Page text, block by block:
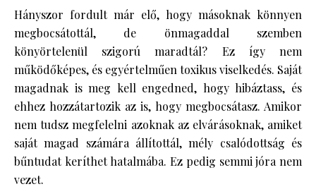
Hányszor fordult már elő, hogy másoknak könnyen
megbocsátottál, de önmagaddal szemben
könyörtelenül szigorú maradtál? Ez így nem
működőképes, és egyértelműen toxikus viselkedés. Saját
magadnak is meg kell engedned, hogy hibáztass, és
ehhez hozzátartozik az is, hogy megbocsátasz. Amikor
nem tudsz megfelelni azoknak az elvárásoknak, amiket
saját magad számára állítottál, mély csalódottság és
bűntudat keríthet hatalmába. Ez pedig semmi jóra nem
vezet.